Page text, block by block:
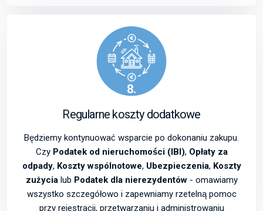
8.
Regularne koszty dodatkowe
Będziemy kontynuować wsparcie po dokonaniu zakupu.
Czy Podatek od nieruchomości (IBI), Opłaty za
odpady, Koszty wspólnotowe, Ubezpieczenia, Koszty
zużycialub Podatek dla nierezydentów- omawiamy
wszystko szczegółowo i zapewniamy rzetelną pomoc
przy rejestracji, przetwarzaniu i administrowaniu